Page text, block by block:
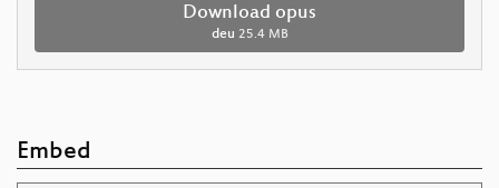
Download opus
deu 25.4 MB
Embed